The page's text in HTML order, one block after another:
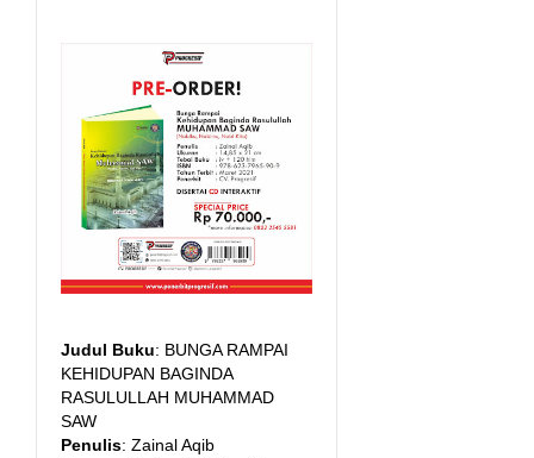
Judul Buku: BUNGA RAMPAI
KEHIDUPAN BAGINDA
RASULULLAH MUHAMMAD
SAW
Penulis: Zainal Aqib